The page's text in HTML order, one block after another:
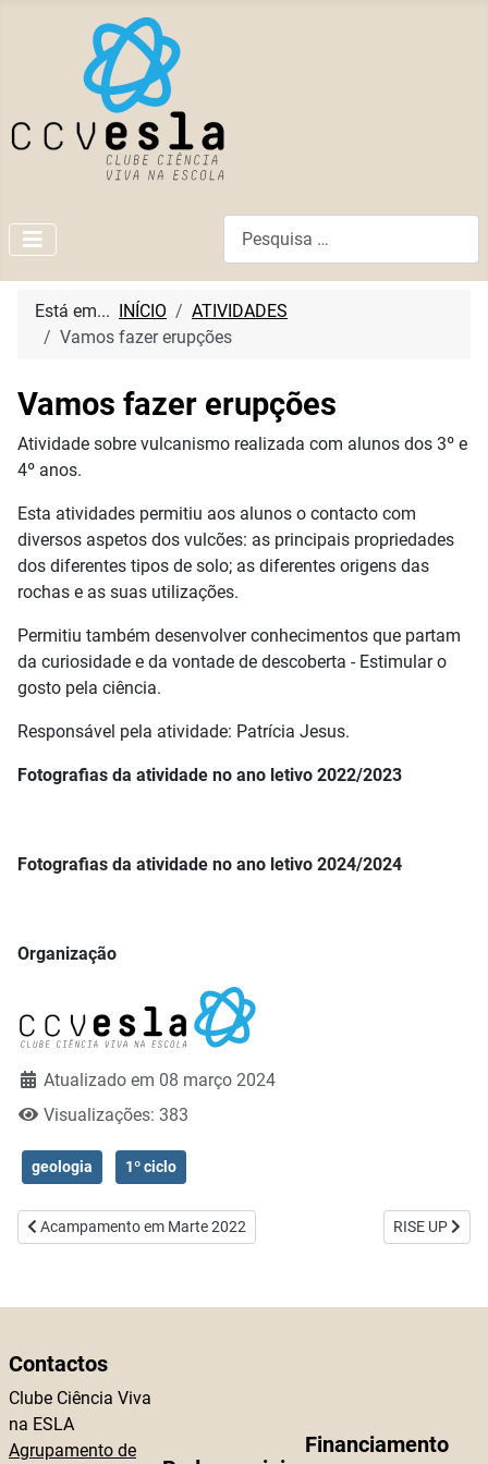
Está em... INÍCIO
ATIVIDADES
Vamos fazer erupções
Vamos fazer erupções
Atividade sobre vulcanismo realizada com alunos dos 3º e
4º anos.
Esta atividades permitiu aos alunos o contacto com
diversos aspetos dos vulcões: as principais propriedades
dos diferentes tipos de solo; as diferentes origens das
rochas e as suas utilizações.
Permitiu também desenvolver conhecimentos que partam
da curiosidade e da vontade de descoberta - Estimular o
gosto pela ciência.
Responsável pela atividade: Patrícia Jesus.
Fotografias da atividade no ano letivo 2022/2023
Fotografias da atividade no ano letivo 2024/2024
Organização
Atualizado em 08 março 2024
Visualizações: 383
geologia 1º ciclo
Artigo anterior: Acampamento em Marte 2022
Acampamento em Marte 2022 Artigo
RISE UP
Contactos
Clube Ciência Viva
na ESLA
Agrupamento de
Financiamento